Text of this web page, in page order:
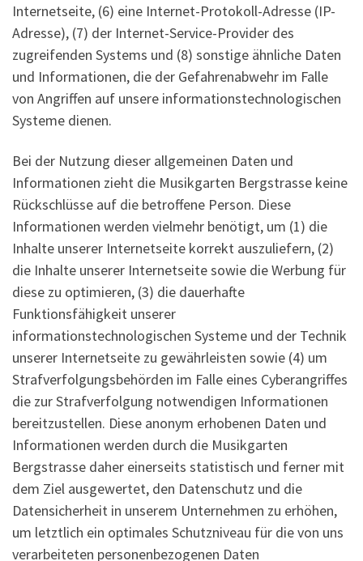
Internetseite, (6) eine Internet-Protokoll-Adresse (IP-
Adresse), (7) der Internet-Service-Provider des
zugreifenden Systems und (8) sonstige ähnliche Daten
und Informationen, die der Gefahrenabwehr im Falle
von Angriffen auf unsere informationstechnologischen
Systeme dienen.
Bei der Nutzung dieser allgemeinen Daten und
Informationen zieht die Musikgarten Bergstrasse keine
Rückschlüsse auf die betroffene Person. Diese
Informationen werden vielmehr benötigt, um (1) die
Inhalte unserer Internetseite korrekt auszuliefern, (2)
die Inhalte unserer Internetseite sowie die Werbung für
diese zu optimieren, (3) die dauerhafte
Funktionsfähigkeit unserer
informationstechnologischen Systeme und der Technik
unserer Internetseite zu gewährleisten sowie (4) um
Strafverfolgungsbehörden im Falle eines Cyberangriffes
die zur Strafverfolgung notwendigen Informationen
bereitzustellen. Diese anonym erhobenen Daten und
Informationen werden durch die Musikgarten
Bergstrasse daher einerseits statistisch und ferner mit
dem Ziel ausgewertet, den Datenschutz und die
Datensicherheit in unserem Unternehmen zu erhöhen,
um letztlich ein optimales Schutzniveau für die von uns
verarbeiteten personenbezogenen Daten